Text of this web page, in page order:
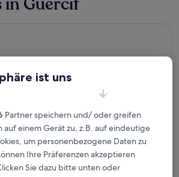
ist uns
Partner speichern und/ oder greifen
auf einem Gerät zu, z.B. auf eindeutige
um personenbezogene Daten zu
Ihre Präferenzen akzeptieren
Sie dazu bitte unten oder